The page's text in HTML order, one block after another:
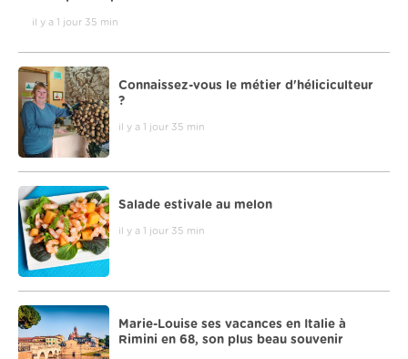
il y a 1 jour 35 min
Connaissez-vous le métier d'héliciculteur
?
il y a 1 jour 35 min
Salade estivale au melon
il y a 1 jour 35 min
Marie-Louise ses vacances en Italie à
Rimini en 68, son plus beau souvenir